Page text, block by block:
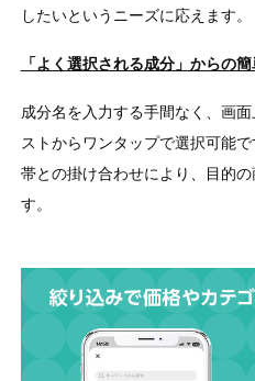
したいというニーズに応えます。
「よく選択される成分」からの
成分名を入力する手間なく、画
ストからワンタップで選択可能
帯との掛け合わせにより、目的
す。